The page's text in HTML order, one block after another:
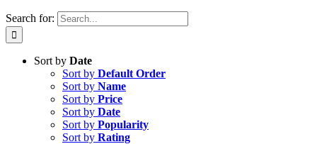
Search for:
Sort by Date
Sort by Default Order
Sort by Name
Sort by Price
Sort by Date
Sort by Popularity
Sort by Rating